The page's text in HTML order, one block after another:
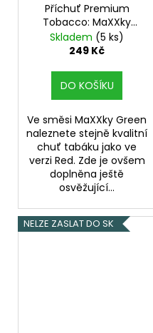
Příchuť Premium
Tobacco: MaXXky
Green objem 10ml
tabáková nálepka
Skladem (5 ks)
249 Kč
DO KOŠÍKU
Ve směsi MaXXky Green
naleznete stejně kvalitní
chuť tabáku jako ve
verzi Red. Zde je ovšem
doplněna ještě
osvěžující...
NELZE ZASLAT DO SK